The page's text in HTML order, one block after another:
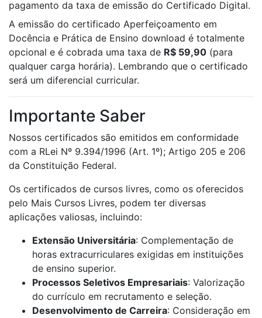
pagamento da taxa de emissão do Certificado Digital.
A emissão do certificado Aperfeiçoamento em
Docência e Prática de Ensino download é totalmente
opcional e é cobrada uma taxa de R$ 59,90 (para
qualquer carga horária). Lembrando que o certificado
será um diferencial curricular.
Importante Saber
Nossos certificados são emitidos em conformidade
com a RLei Nº 9.394/1996 (Art. 1º); Artigo 205 e 206
da Constituição Federal.
Os certificados de cursos livres, como os oferecidos
pelo Mais Cursos Livres, podem ter diversas
aplicações valiosas, incluindo:
Extensão Universitária: Complementação de
horas extracurriculares exigidas em instituições
de ensino superior.
Processos Seletivos Empresariais: Valorização
do currículo em recrutamento e seleção.
Desenvolvimento de Carreira: Consideração em